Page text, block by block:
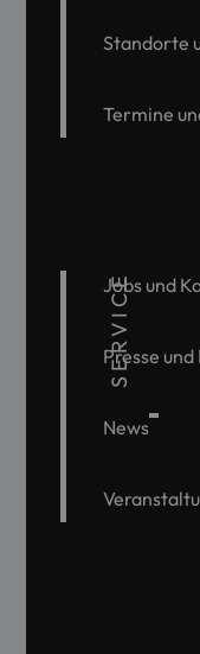
Standorte
Termine
SERVICE
Jobs und
Presse
News